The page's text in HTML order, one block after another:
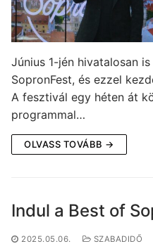
Június 1-jén hivatalosan
SopronFest, és ezzel
A fesztivál egy héten át
programmal…
OLVASS TOVÁBB →
Indul a Best of
2025.05.06. SZABADIDŐ